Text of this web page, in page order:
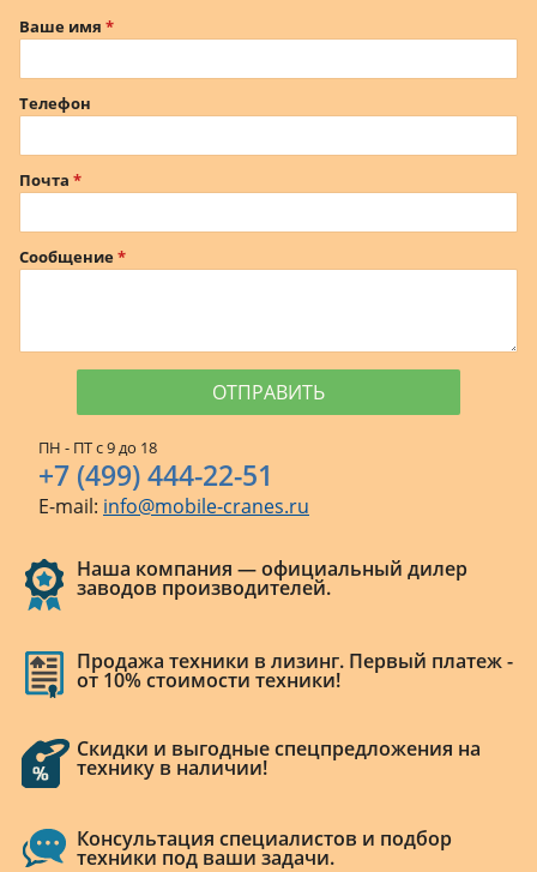
Ваше имя
Телефон
Почта
Сообщение
ПН - ПТ с 9 до 18
+7 (499) 444-22-51
E-mail: info@mobile-cranes.ru
Наша компания — официальный дилер
заводов производителей.
Продажа техники в лизинг. Первый платеж -
от 10% стоимости техники!
Скидки и выгодные спецпредложения на
технику в наличии!
Консультация специалистов и подбор
техники под ваши задачи.